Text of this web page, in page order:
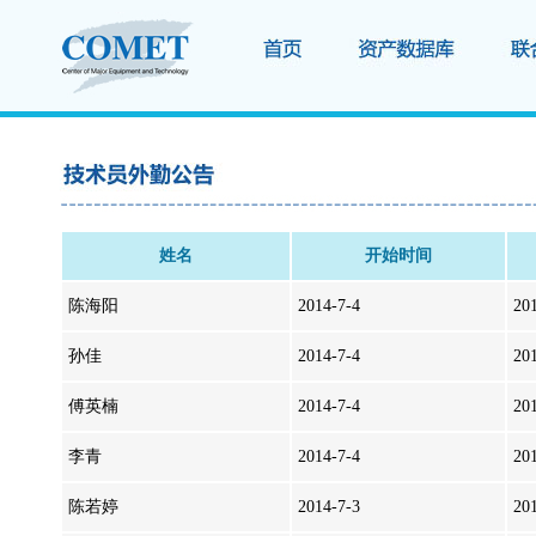
姓名 开始时间
陈海阳 2014-7-4
孙佳 2014-7-4
傅英楠 2014-7-4
李青 2014-7-4
陈若婷 2014-7-3